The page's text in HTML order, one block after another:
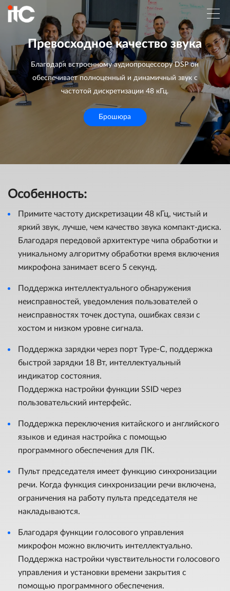
Превосходное качество звука
Благодаря встроенному аудиопроцессору DSP он
обеспечивает полноценный и динамичный звук с
частотой дискретизации 48 кГц.
Брошюра
Особенность:
Примите частоту дискретизации 48 кГц, чистый и
яркий звук, лучше, чем качество звука компакт-диска.
Благодаря передовой архитектуре чипа обработки и
уникальному алгоритму обработки время включения
микрофона занимает всего 5 секунд.
Поддержка интеллектуального обнаружения
неисправностей, уведомления пользователей о
неисправностях точек доступа, ошибках связи с
хостом и низком уровне сигнала.
Поддержка зарядки через порт Type-C, поддержка
быстрой зарядки 18 Вт, интеллектуальный
индикатор состояния.
Поддержка настройки функции SSID через
пользовательский интерфейс.
Поддержка переключения китайского и английского
языков и единая настройка с помощью
программного обеспечения для ПК.
Пульт председателя имеет функцию синхронизации
речи. Когда функция синхронизации речи включена,
ограничения на работу пульта председателя не
накладываются.
Благодаря функции голосового управления
микрофон можно включить интеллектуально.
Поддержка настройки чувствительности голосового
управления и установки времени закрытия с
помощью программного обеспечения.